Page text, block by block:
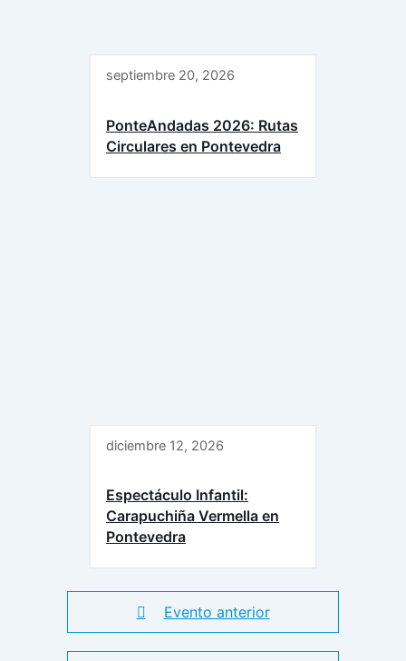
septiembre 20, 2026
PonteAndadas 2026: Rutas
Circulares en Pontevedra
diciembre 12, 2026
Espectáculo Infantil:
Carapuchiña Vermella en
Pontevedra
Evento anterior